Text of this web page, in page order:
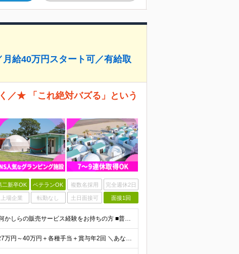
給40万円スタート可／有給取
／★ 「これ絶対バズる」という
二新卒OK ベテランOK 複数名採用 完全週休2日
上場企業 転勤なし 土日面接可 面接1回
＝★宿泊業未経験でもOK／20代30代活躍中★＝ ■何かしらの販売サービス経験をお持ちの方 ■普通自動車免許（AT限定可） ■学歴不問・第二新卒歓迎 「堅苦しい環境は合わない…、もっと自分らしさを出
★入社3年目で月給40万円UPした先輩在籍！ 月給27万円～40万円＋各種手当＋賞与年2回 ＼あなたの接客経験を給与に還元／ 販売サービス経験5年目：初月給28万円 販売サービス経験7年目：初月給